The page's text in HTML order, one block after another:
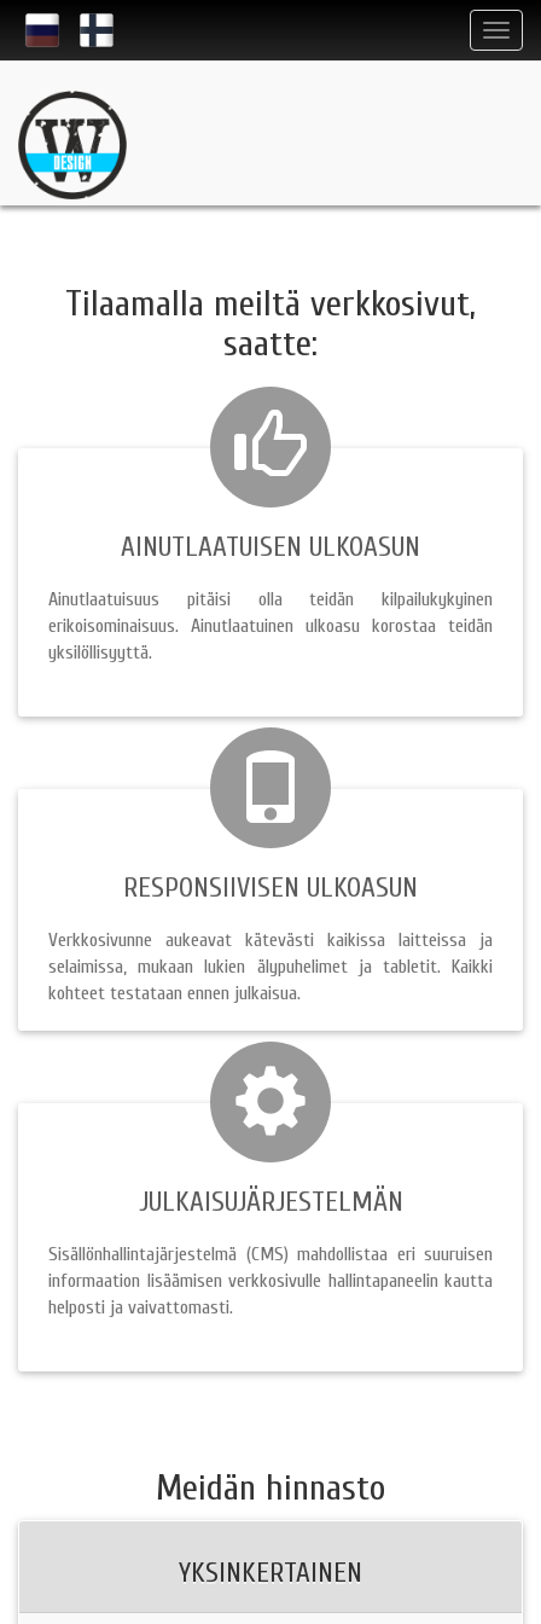
Tilaamalla meiltä verkkosivut,
saatte:
AINUTLAATUISEN ULKOASUN
Ainutlaatuisuus pitäisi olla teidän kilpailukykyinen
erikoisominaisuus. Ainutlaatuinen ulkoasu korostaa teidän
yksilöllisyyttä.
RESPONSIIVISEN ULKOASUN
Verkkosivunne aukeavat kätevästi kaikissa laitteissa ja
selaimissa, mukaan lukien älypuhelimet ja tabletit. Kaikki
kohteet testataan ennen julkaisua.
JULKAISUJÄRJESTELMÄN
Sisällönhallintajärjestelmä (CMS) mahdollistaa eri suuruisen
informaation lisäämisen verkkosivulle hallintapaneelin kautta
helposti ja vaivattomasti.
Meidän hinnasto
YKSINKERTAINEN